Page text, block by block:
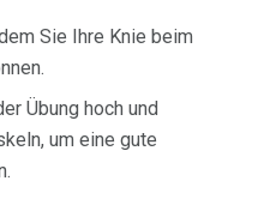
Sie Ihre Knie beim
Übung hoch und
um eine gute